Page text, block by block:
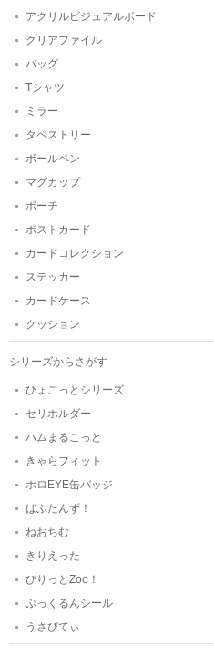
アクリルビジュアルボード
クリアファイル
バッグ
Tシャツ
ミラー
タペストリー
ボールペン
マグカップ
ポーチ
ポストカード
カードコレクション
ステッカー
カードケース
クッション
シリーズからさがす
ひょこっとシリーズ
セリホルダー
ハムまるこっと
きゃらフィット
ホロEYE缶バッジ
ばぶたんず！
ねおちむ
きりえった
びりっとZoo！
ぷっくるんシール
うさびてぃ